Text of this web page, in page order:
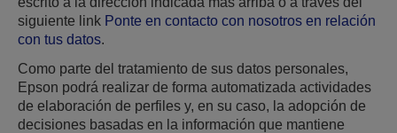
siguiente link Ponte en contacto con nosotros en relación
con tus datos.
Como parte del tratamiento de sus datos personales,
Epson podrá realizar de forma automatizada actividades
de elaboración de perfiles y, en su caso, la adopción de
decisiones basadas en la información que mantiene